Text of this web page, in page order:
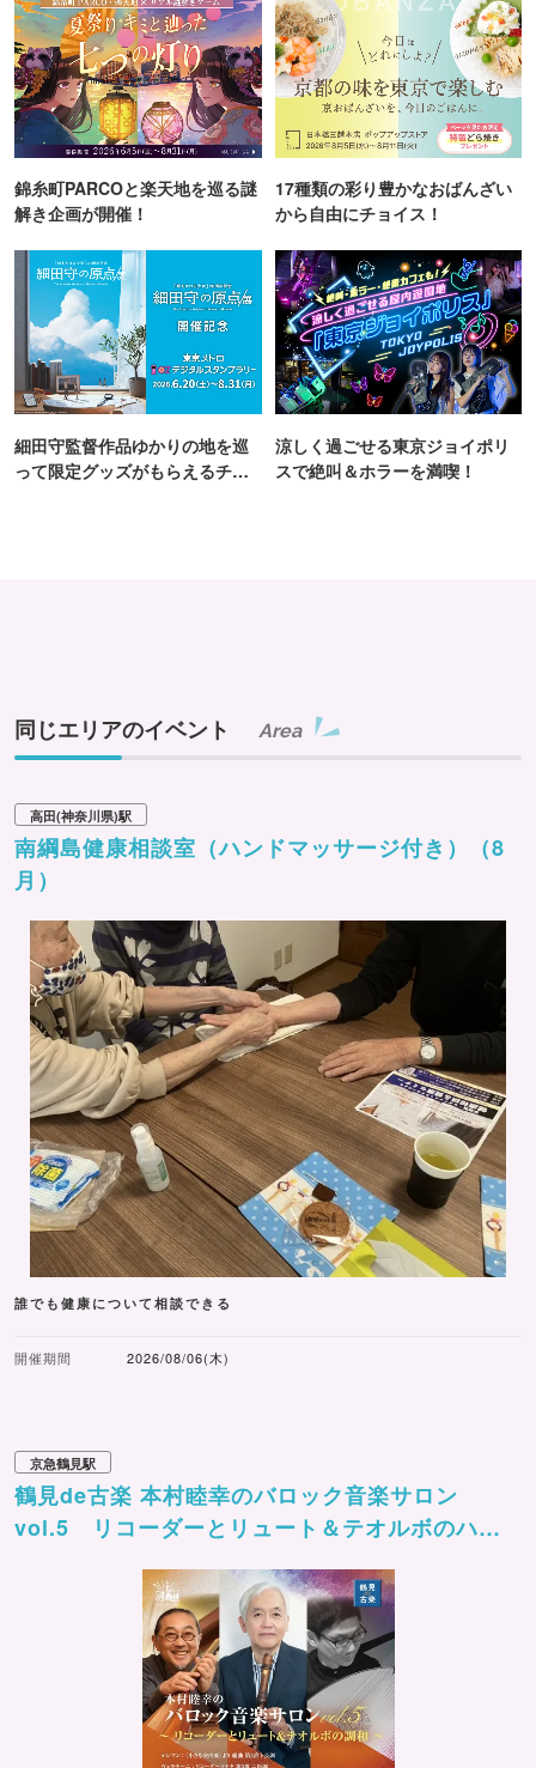
錦糸町PARCOと楽天地を巡る謎
解き企画が開催！
17種類の彩り豊かなおばんざい
から自由にチョイス！
細田守監督作品ゆかりの地を巡
って限定グッズがもらえるチャ
涼しく過ごせる東京ジョイポリ
スで絶叫＆ホラーを満喫！
同じエリアのイベント Area
高田(神奈川県)駅
南綱島健康相談室（ハンドマッサージ付き）（8
月）
誰でも健康について相談できる
開催期間 2026/08/06(木)
京急鶴見駅
鶴見de古楽 本村睦幸のバロック音楽サロン
vol.5 リコーダーとリュート＆テオルボのハー